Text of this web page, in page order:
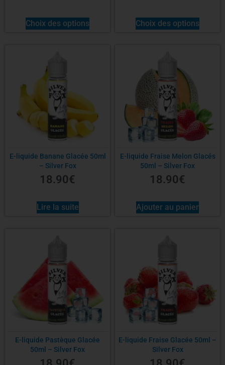
Choix des options Choix des options
E-liquide Banane Glacée 50ml
– Silver Fox
18.90€
Lire la suite
E-liquide Fraise Melon Glacés
50ml – Silver Fox
18.90€
Ajouter au panier
E-liquide Pastèque Glacée
50ml – Silver Fox
E-liquide Fraise Glacée 50ml –
Silver Fox